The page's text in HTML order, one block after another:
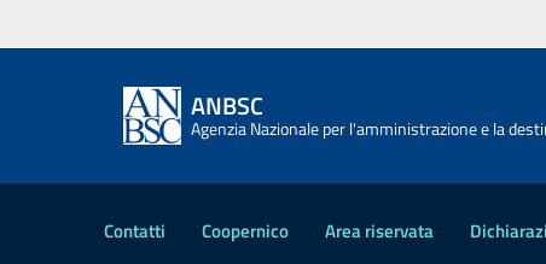
ANBSC
Agenzia Nazionale per l'amministrazione e la
Contatti Coopernico Area riservata